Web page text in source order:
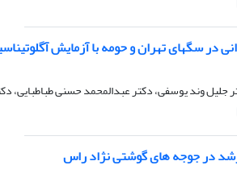
در سگهای تهران و حومه با آزمایش
جلیل وند یوسفی، دکتر عبدالمحمد حسنی طباطبایی،
در جوجه های گوشتی نژاد راس